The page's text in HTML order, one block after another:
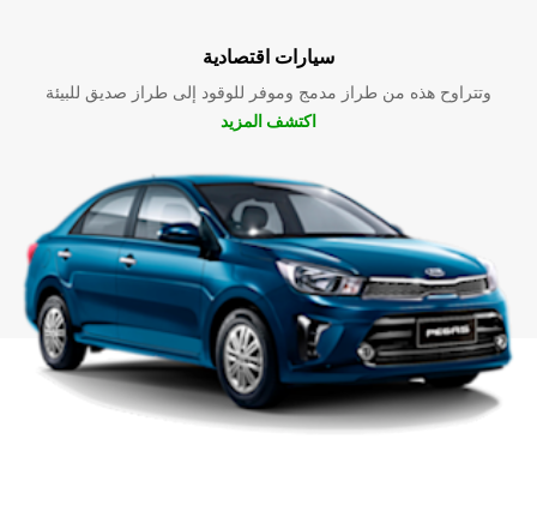
سيارات اقتصادية
وتتراوح هذه من طراز مدمج وموفر للوقود إلى طراز صديق للبيئة
اكتشف المزيد